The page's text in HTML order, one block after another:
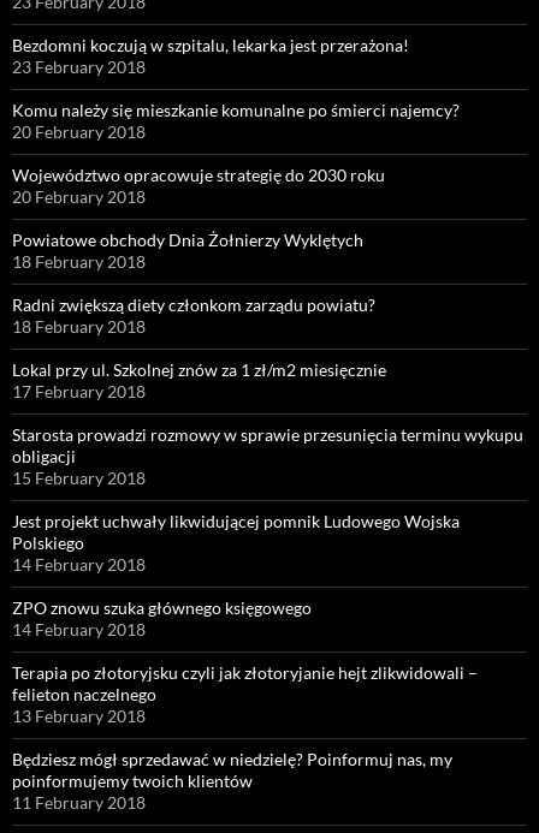
Bezdomni koczują w szpitalu, lekarka jest przerażona!
23 February 2018
Komu należy się mieszkanie komunalne po śmierci najemcy?
20 February 2018
Województwo opracowuje strategię do 2030 roku
20 February 2018
Powiatowe obchody Dnia Żołnierzy Wyklętych
18 February 2018
Radni zwiększą diety członkom zarządu powiatu?
18 February 2018
Lokal przy ul. Szkolnej znów za 1 zł/m2 miesięcznie
17 February 2018
Starosta prowadzi rozmowy w sprawie przesunięcia terminu wykupu
obligacji
15 February 2018
Jest projekt uchwały likwidującej pomnik Ludowego Wojska
Polskiego
14 February 2018
ZPO znowu szuka głównego księgowego
14 February 2018
Terapia po złotoryjsku czyli jak złotoryjanie hejt zlikwidowali –
felieton naczelnego
13 February 2018
Będziesz mógł sprzedawać w niedzielę? Poinformuj nas, my
poinformujemy twoich klientów
11 February 2018